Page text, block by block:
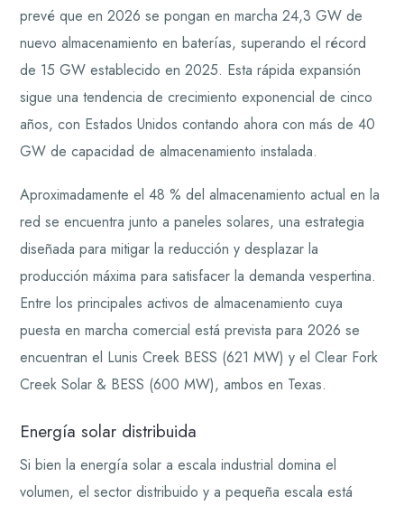
prevé que en 2026 se pongan en marcha 24,3 GW de
nuevo almacenamiento en baterías, superando el récord
de 15 GW establecido en 2025. Esta rápida expansión
sigue una tendencia de crecimiento exponencial de cinco
años, con Estados Unidos contando ahora con más de 40
GW de capacidad de almacenamiento instalada.
Aproximadamente el 48 % del almacenamiento actual en la
red se encuentra junto a paneles solares, una estrategia
diseñada para mitigar la reducción y desplazar la
producción máxima para satisfacer la demanda vespertina.
Entre los principales activos de almacenamiento cuya
puesta en marcha comercial está prevista para 2026 se
encuentran el Lunis Creek BESS (621 MW) y el Clear Fork
Creek Solar & BESS (600 MW), ambos en Texas.
Energía solar distribuida
Si bien la energía solar a escala industrial domina el
volumen, el sector distribuido y a pequeña escala está